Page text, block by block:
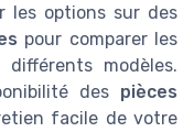
les options sur des
pour comparer les
modèles.
des pièces
facile de votre